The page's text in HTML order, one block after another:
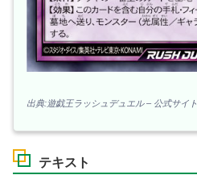
出典:遊戯王ラッシュデュエル – 公式サイト
テキスト